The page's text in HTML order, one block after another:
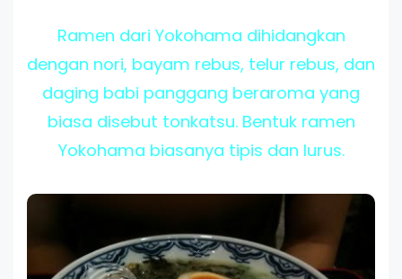
Ramen dari Yokohama dihidangkan
dengan nori, bayam rebus, telur rebus, dan
daging babi panggang beraroma yang
biasa disebut tonkatsu. Bentuk ramen
Yokohama biasanya tipis dan lurus.